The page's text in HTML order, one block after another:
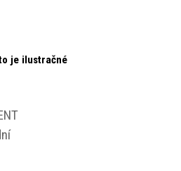
je ilustračné